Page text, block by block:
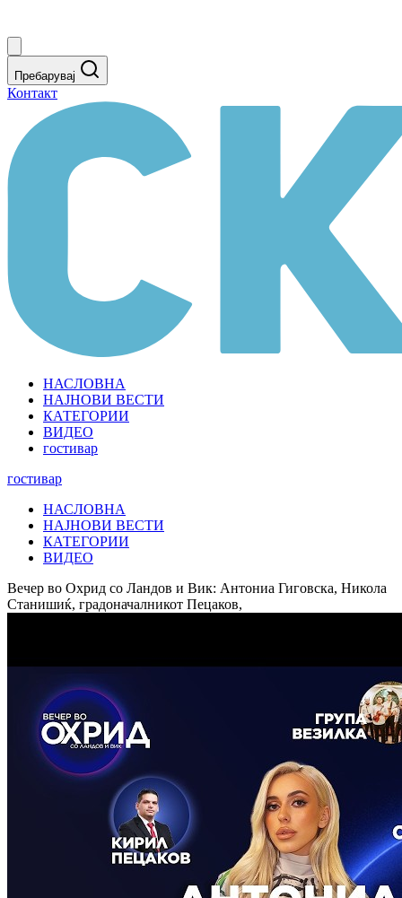
Пребарувај
Контакт
НАСЛОВНА
НАЈНОВИ ВЕСТИ
КАТЕГОРИИ
ВИДЕО
гостивар
гостивар
НАСЛОВНА
НАЈНОВИ ВЕСТИ
КАТЕГОРИИ
ВИДЕО
Вечер во Охрид со Ландов и Вик: Антониа Гиговска, Никола
Станишиќ, градоначалникот Пецаков,